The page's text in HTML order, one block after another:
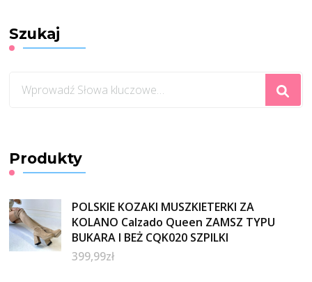
Szukaj
czegoś?
Produkty
POLSKIE KOZAKI MUSZKIETERKI ZA
KOLANO Calzado Queen ZAMSZ TYPU
BUKARA I BEŻ CQK020 SZPILKI
399,99zł